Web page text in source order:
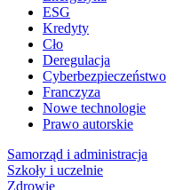
ESG
Kredyty
Cło
Deregulacja
Cyberbezpieczeństwo
Franczyza
Nowe technologie
Prawo autorskie
Samorząd i administracja
Szkoły i uczelnie
Zdrowie